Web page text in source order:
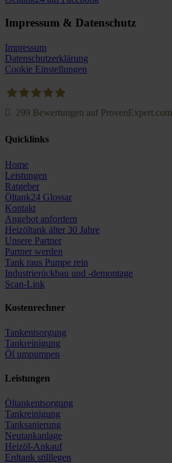
Impressum & Datenschutz
Impressum
Datenschutzerklärung
Cookie Einstellungen
299 Bewertungen auf ProvenExpert.com
Quicklinks
Home
Leistungen
Ratgeber
Öltank24 Glossar
Kontakt
Angebot anfordern
Heizöltank älter 30 Jahre
Unsere Partner
Partner werden
Tank raus Pumpe rein
Industrierückbau und -demontage
Scan-Link
Kostenrechner
Tankentsorgung
Tankreinigung
Öl umpumpen
Leistungen
Öltankentsorgung
Tankreinigung
Tanksanierung
Neutankanlage
Heizöl-Ankauf
Erdtank stilllegen